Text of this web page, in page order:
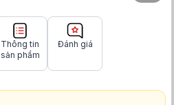
Thông tin
sản phẩm
Đánh giá